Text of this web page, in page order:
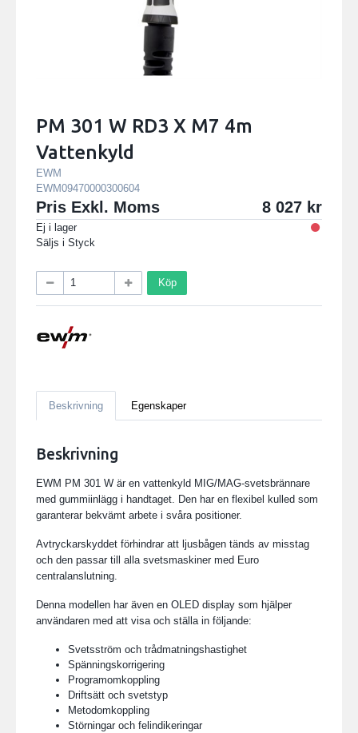
PM 301 W RD3 X M7 4m
Vattenkyld
EWM
EWM09470000300604
Pris Exkl. Moms 8 027
Ej i lager
Säljs i Styck
Köp
Beskrivning Egenskaper
Beskrivning
EWM PM 301 W är en vattenkyld MIG/MAG-svetsbrännare
med gummiinlägg i handtaget. Den har en flexibel kulled som
garanterar bekvämt arbete i svåra positioner.
Avtryckarskyddet förhindrar att ljusbågen tänds av misstag
och den passar till alla svetsmaskiner med Euro
centralanslutning.
Denna modellen har även en OLED display som hjälper
användaren med att visa och ställa in följande:
Svetsström och trådmatningshastighet
Spänningskorrigering
Programomkoppling
Driftsätt och svetstyp
Metodomkoppling
Störningar och felindikeringar